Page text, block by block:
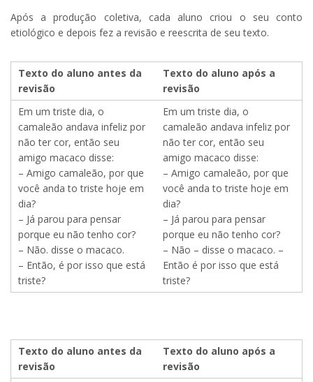
Após a produção coletiva, cada aluno criou o seu conto
etiológico e depois fez a revisão e reescrita de seu texto.
Texto do aluno antes da
revisão
Texto do aluno após a
revisão
Em um triste dia, o
camaleão andava infeliz por
não ter cor, então seu
amigo macaco disse:
– Amigo camaleão, por que
você anda to triste hoje em
dia?
– Já parou para pensar
porque eu não tenho cor?
– Não. disse o macaco.
– Então, é por isso que está
triste?
Em um triste dia, o
camaleão andava infeliz por
não ter cor, então seu
amigo macaco disse:
– Amigo camaleão, por que
você anda to triste hoje em
dia?
– Já parou para pensar
porque eu não tenho cor?
– Não – disse o macaco. –
Então é por isso que está
triste?
Texto do aluno antes da
revisão
Texto do aluno após a
revisão